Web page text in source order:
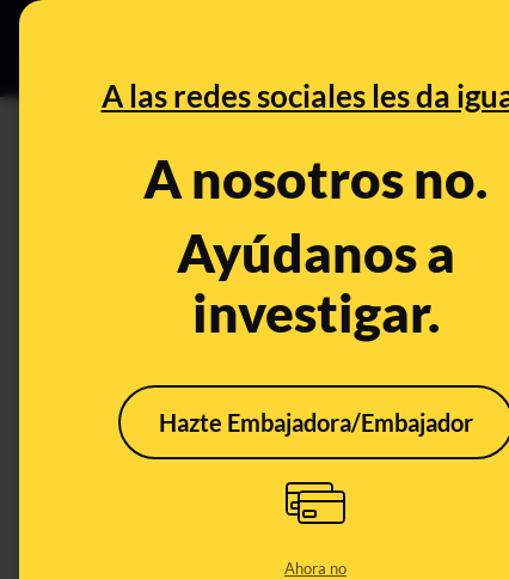
A las redes sociales les da
A nosotros no.
Ayúdanos a
investigar.
Hazte Embajadora/Embajador
Ahora no
Melatonina y cortisol: el
Publicado el